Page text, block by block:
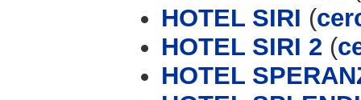
HOTEL SIRI (
HOTEL SIRI 2 (
HOTEL